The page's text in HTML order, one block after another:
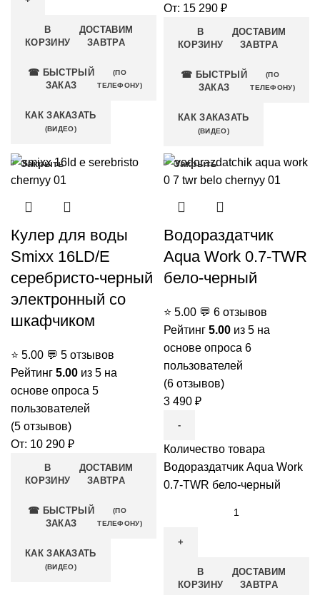
В
КОРЗИНУ
ДОСТАВИМ
ЗАВТРА
☎ БЫСТРЫЙ
ЗАКАЗ
(ПО
ТЕЛЕФОНУ)
КАК ЗАКАЗАТЬ
(ВИДЕО)
От: 15 290 ₽
В
КОРЗИНУ
ДОСТАВИМ
ЗАВТРА
☎ БЫСТРЫЙ
ЗАКАЗ
(ПО
ТЕЛЕФОНУ)
КАК ЗАКАЗАТЬ
(ВИДЕО)
Закрыть
Кулер для воды
Smixx 16LD/E
серебристо-черный
электронный со
шкафчиком
⭐ 5.00 💬 5 отзывов
Рейтинг 5.00 из 5 на
основе опроса 5
пользователей
(5 отзывов)
От: 10 290 ₽
В
КОРЗИНУ
ДОСТАВИМ
ЗАВТРА
☎ БЫСТРЫЙ
ЗАКАЗ
(ПО
ТЕЛЕФОНУ)
КАК ЗАКАЗАТЬ
(ВИДЕО)
Закрыть
Водораздатчик
Aqua Work 0.7-TWR
бело-черный
⭐ 5.00 💬 6 отзывов
Рейтинг 5.00 из 5 на
основе опроса 6
пользователей
(6 отзывов)
3 490 ₽
Количество товара
Водораздатчик Aqua Work
0.7-TWR бело-черный
В
КОРЗИНУ
ДОСТАВИМ
ЗАВТРА